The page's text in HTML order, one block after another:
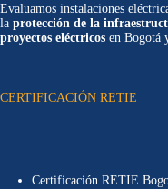
Evaluamos instalaciones
la protección de la
proyectos eléctricos en Bogotá
CERTIFICACIÓN RETIE
Certificación RETIE